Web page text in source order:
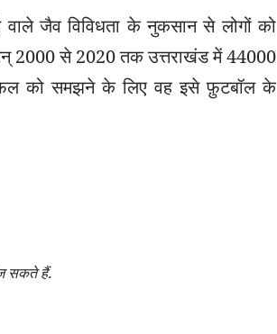
जैव विविधता के नुकसान से लोगों को
2000 से 2020 तक उत्तराखंड में 44000
को समझने के लिए वह इसे फ़ुटबॉल के
सकते हैं.